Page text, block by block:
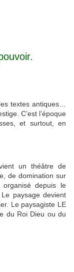
textes antiques…
C’est l’époque
et surtout, en
un théâtre de
de domination sur
depuis le
paysage devient
Le paysagiste LE
du Roi Dieu ou du